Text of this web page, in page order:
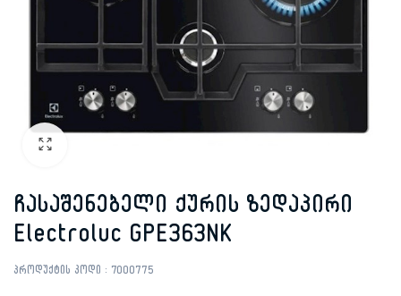
ჩასაშენებელი ქურის ზედაპირი
Electroluc GPE363NK
პროდუქტის კოდი : 7000775